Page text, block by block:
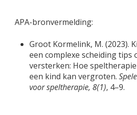
APA-bronvermelding:
Groot Kormelink, M. (2023).
een complexe scheiding tips
versterken: Hoe
een kind kan vergroten.
voor speltherapie, 8(1), 4–9.